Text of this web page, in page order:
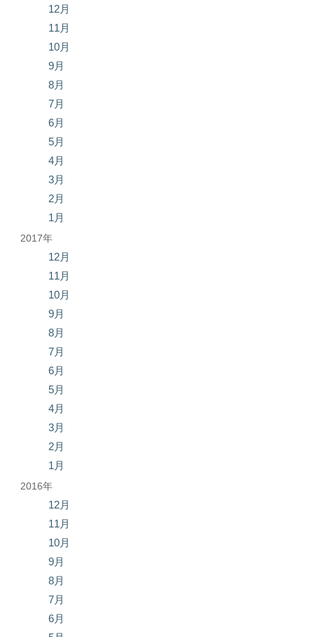
12月
11月
10月
9月
8月
7月
6月
5月
4月
3月
2月
1月
2017年
12月
11月
10月
9月
8月
7月
6月
5月
4月
3月
2月
1月
2016年
12月
11月
10月
9月
8月
7月
6月